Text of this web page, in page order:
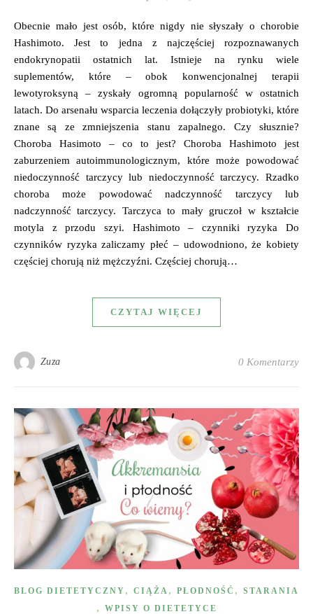
Obecnie mało jest osób, które nigdy nie słyszały o chorobie
Hashimoto. Jest to jedna z najczęściej rozpoznawanych
endokrynopatii ostatnich lat. Istnieje na rynku wiele
suplementów, które – obok konwencjonalnej terapii
lewotyroksyną – zyskały ogromną popularność w ostatnich
latach. Do arsenału wsparcia leczenia dołączyły probiotyki, które
znane są ze zmniejszenia stanu zapalnego. Czy słusznie?
Choroba Hasimoto – co to jest? Choroba Hashimoto jest
zaburzeniem autoimmunologicznym, które może powodować
niedoczynność tarczycy lub niedoczynność tarczycy. Rzadko
choroba może powodować nadczynność tarczycy lub
nadczynność tarczycy. Tarczyca to mały gruczoł w kształcie
motyla z przodu szyi. Hashimoto – czynniki ryzyka Do
czynników ryzyka zaliczamy płeć – udowodniono, że kobiety
częściej chorują niż mężczyźni. Częściej chorują…
CZYTAJ WIĘCEJ
Zuza 0 Komentarzy
BLOG DIETETYCZNY , CIĄŻA , PŁODNOŚĆ , STARANIA
, WPISY O DIETETYCE